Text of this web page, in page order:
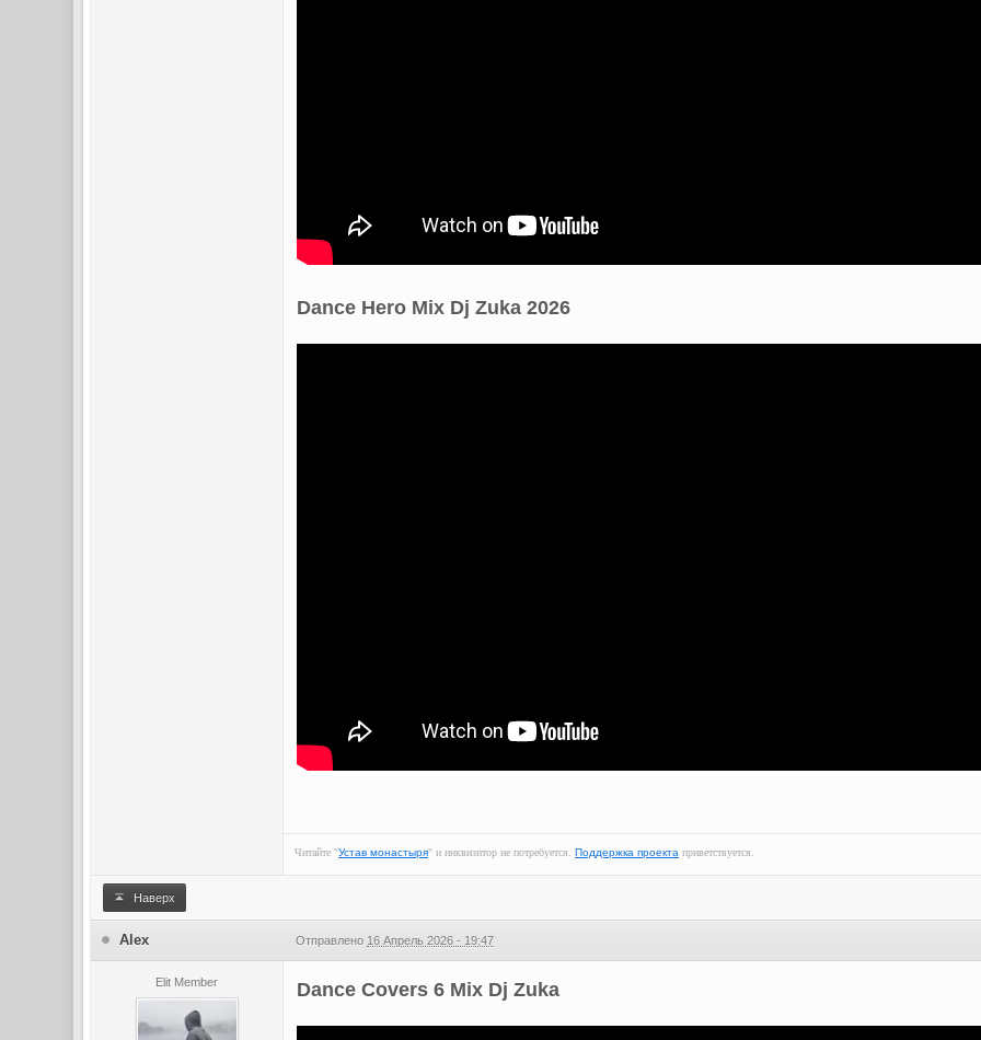
Dance Hero Mix Dj Zuka 2026
Читайте "Устав монастыря" и инквизитор не потребуется.Поддержка проекта приветствуется.
Наверх
Alex Отправлено 16 Апрель 2026 - 19:47
Elit Member Dance Covers 6 Mix Dj Zuka